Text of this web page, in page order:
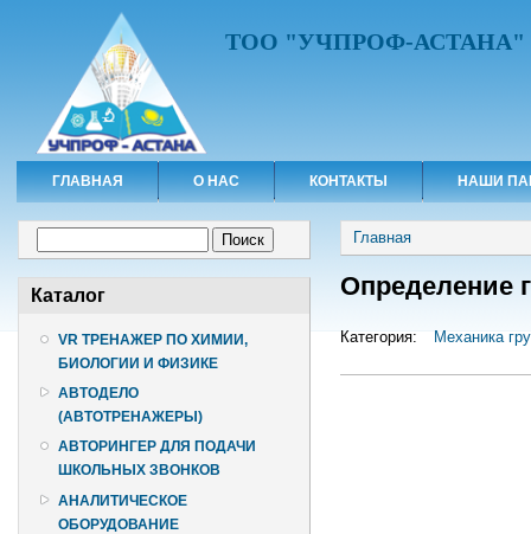
ТОО "УЧПРОФ-АСТАНА"
ГЛАВНАЯ О НАС КОНТАКТЫ НАШИ
Каталог
VR ТРЕНАЖЕР ПО ХИМИИ,
БИОЛОГИИ И ФИЗИКЕ
АВТОДЕЛО
(АВТОТРЕНАЖЕРЫ)
АВТОРИНГЕР ДЛЯ ПОДАЧИ
ШКОЛЬНЫХ ЗВОНКОВ
АНАЛИТИЧЕСКОЕ
ОБОРУДОВАНИЕ
Вы здесь
Главная
Определение
Категория: Механика